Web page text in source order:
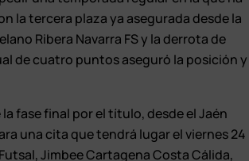
la tercera plaza ya asegurada desde la
Ribera Navarra FS y la derrota de
de cuatro puntos aseguró la posición y
fase final por el título, desde el Jaén
una cita que tendrá lugar el viernes 24
Jimbee Cartagena Costa Cálida,